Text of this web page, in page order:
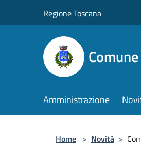
Regione Toscana
Amministrazione
Home > Novità >